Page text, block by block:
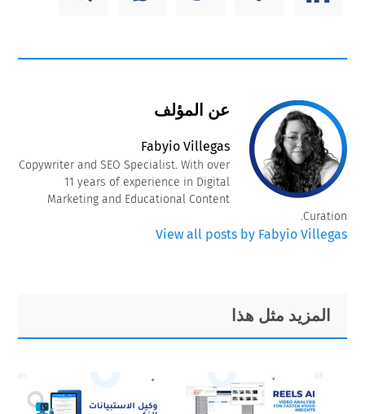
عن المؤلف
Fabyio Villegas
Copywriter and SEO Specialist. With over
11 years of experience in Digital
Marketing and Educational Content
Curation.
View all posts by Fabyio Villegas
Primary
Sidebar
Footer
المزيد مثل هذا